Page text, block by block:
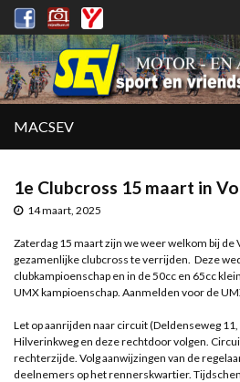
MACSEV
1e Clubcross 15 maart in
14 maart, 2025
Zaterdag 15 maart zijn we weer welkom bij de
gezamenlijke clubcross te verrijden. Deze
clubkampioenschap en in de 50cc en 65cc
UMX kampioenschap. Aanmelden voor de
Let op aanrijden naar circuit (Deldenseweg
Hilverinkweg en deze rechtdoor volgen.
rechterzijde. Volg aanwijzingen van de
deelnemers op het rennerskwartier.